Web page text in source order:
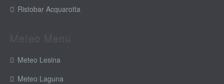
Ristobar Acquarotta
Meteo Lesina
Meteo Laguna